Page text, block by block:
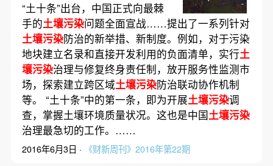
“土十条”出台，中国正式向最棘
手的土壤污染问题全面宣战……提出了一系列针对
土壤污染防治的新举措、新制度。例如，对于污染
地块建立名录和直接开发利用的负面清单，实行土
壤污染治理与修复终身责任制，放开服务性监测市
场，探索建立跨区域土壤污染防治联动协作机制
等。 “土十条”中的第一条，即为开展土壤污染调
查，掌握土壤环境质量状况。这也是中国土壤污染
治理最急切的工作。……
2016年6月3日 · 《财新周刊》2016年第22期